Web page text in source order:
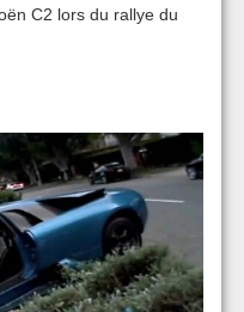
C2 lors du rallye du